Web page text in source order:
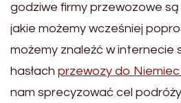
godziwe firmy przewozowe
jakie możemy wcześniej
możemy znaleźć w internecie
hasłach przewozy do
nam sprecyzować cel